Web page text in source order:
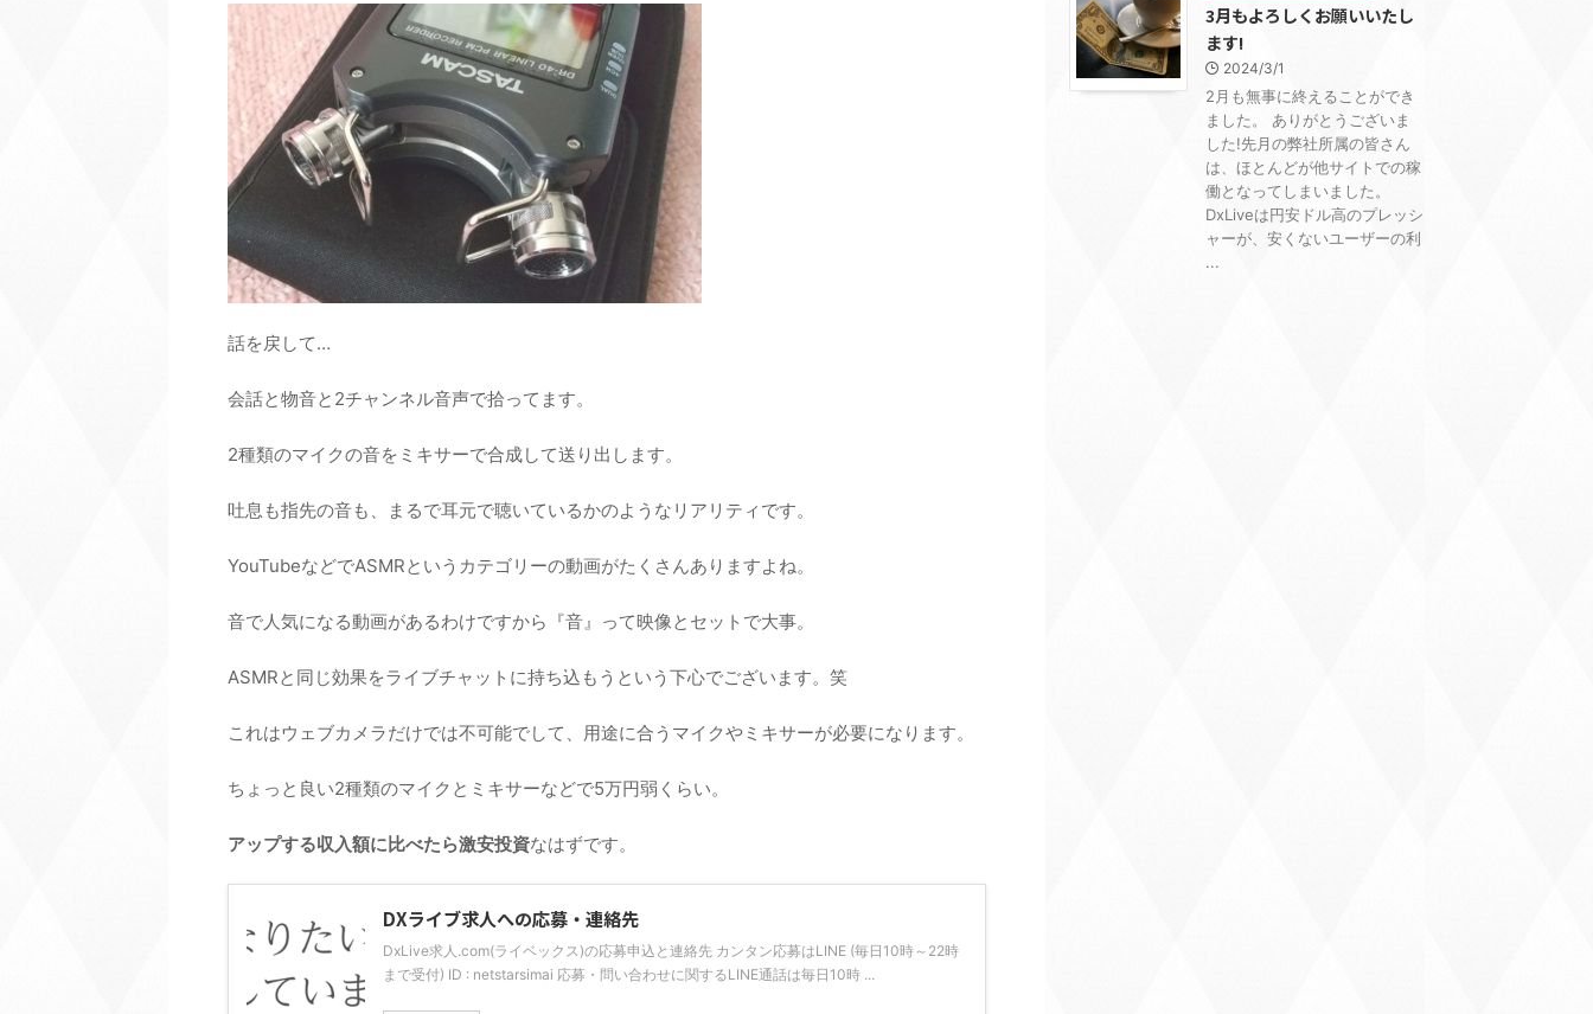
話を戻して…
会話と物音と2チャンネル音声で拾ってます。
2種類のマイクの音をミキサーで合成して送り出します。
吐息も指先の音も、まるで耳元で聴いているかのようなリアリティです。
YouTubeなどでASMRというカテゴリーの動画がたくさんありますよね。
音で人気になる動画があるわけですから『音』って映像とセットで大事。
ASMRと同じ効果をライブチャットに持ち込もうという下心でございます。笑
これはウェブカメラだけでは不可能でして、用途に合うマイクやミキサーが必要になります。
ちょっと良い2種類のマイクとミキサーなどで5万円弱くらい。
アップする収入額に比べたら激安投資なはずです。
DXライブ求人への応募・連絡先
DxLive求人.com(ライベックス)の応募申込と連絡先 カンタン応募はLINE (毎日10時～22時
まで受付) ID : netstarsimai 応募・問い合わせに関するLINE通話は毎日10時 ...
3月もよろしくお願いいたし
ます!
2024/3/1
2月も無事に終えることができ
ました。 ありがとうございま
した!先月の弊社所属の皆さん
は、ほとんどが他サイトでの稼
働となってしまいました。
DxLiveは円安ドル高のプレッシ
ャーが、安くないユーザーの利
...